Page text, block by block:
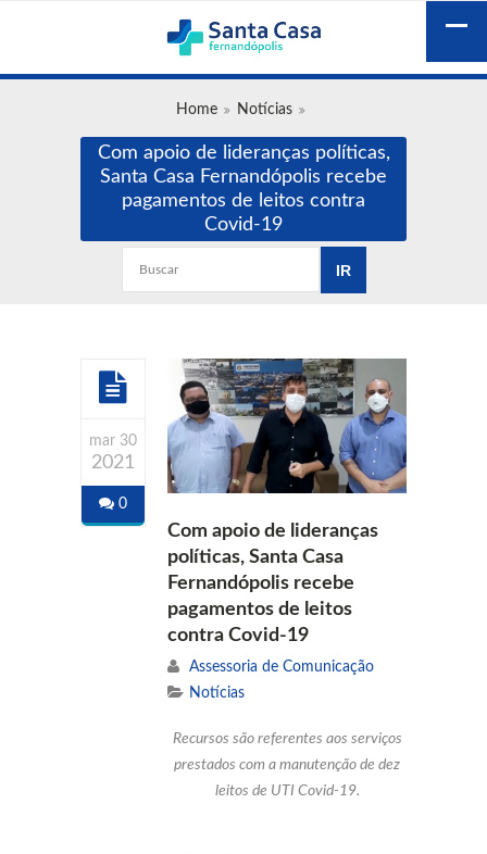
Home Notícias
Com apoio de lideranças políticas,
Santa Casa Fernandópolis recebe
pagamentos de leitos contra
Covid-19
mar 30
2021
0
Com apoio de lideranças
políticas, Santa Casa
Fernandópolis recebe
pagamentos de leitos
contra Covid-19
Assessoria de Comunicação
Notícias
Recursos são referentes aos serviços
prestados com a manutenção de dez
leitos de UTI Covid-19.